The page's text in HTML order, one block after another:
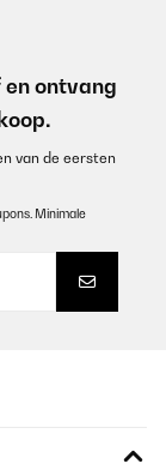
ontvang
van de eersten
Minimale